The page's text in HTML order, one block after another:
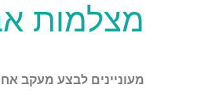
מצלמות
מעוניינים לבצע מעקב